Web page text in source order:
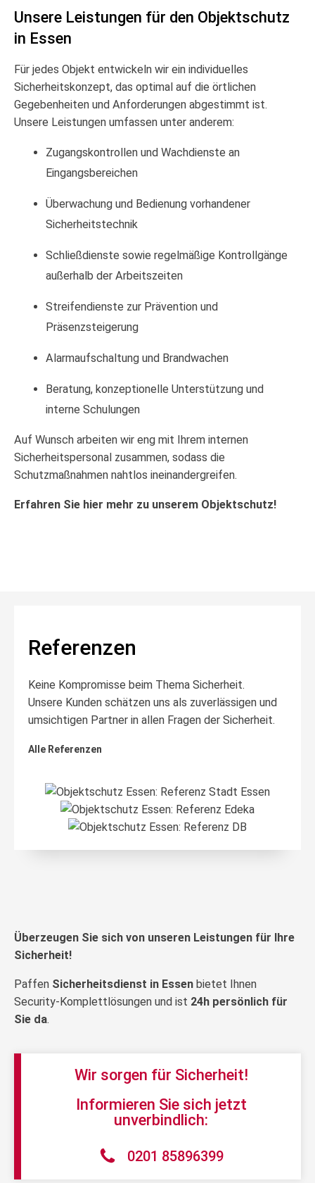
Unsere Leistungen für den Objektschutz
in Essen
Für jedes Objekt entwickeln wir ein individuelles
Sicherheitskonzept, das optimal auf die örtlichen
Gegebenheiten und Anforderungen abgestimmt ist.
Unsere Leistungen umfassen unter anderem:
Zugangskontrollen und Wachdienste an
Eingangsbereichen
Überwachung und Bedienung vorhandener
Sicherheitstechnik
Schließdienste sowie regelmäßige Kontrollgänge
außerhalb der Arbeitszeiten
Streifendienste zur Prävention und
Präsenzsteigerung
Alarmaufschaltung und Brandwachen
Beratung, konzeptionelle Unterstützung und
interne Schulungen
Auf Wunsch arbeiten wir eng mit Ihrem internen
Sicherheitspersonal zusammen, sodass die
Schutzmaßnahmen nahtlos ineinandergreifen.
Erfahren Sie hier mehr zu unserem Objektschutz!
Referenzen
Keine Kompromisse beim Thema Sicherheit.
Unsere Kunden schätzen uns als zuverlässigen und
umsichtigen Partner in allen Fragen der Sicherheit.
Alle Referenzen
Überzeugen Sie sich von unseren Leistungen für Ihre
Sicherheit!
Paffen Sicherheitsdienst in Essen bietet Ihnen
Security-Komplettlösungen und ist 24h persönlich für
Sie da.
Wir sorgen für Sicherheit!
Informieren Sie sich jetzt
unverbindlich:
0201 85896399